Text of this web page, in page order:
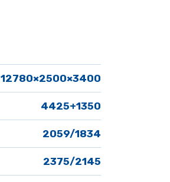
12780×2500×3400
4425+1350
2059/1834
2375/2145